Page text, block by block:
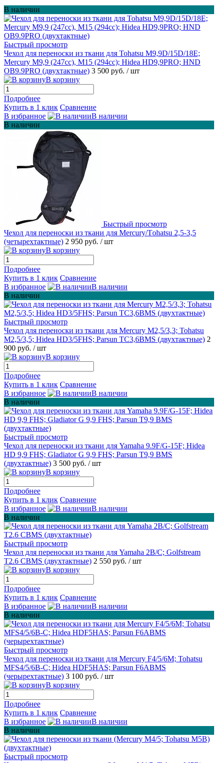
В наличии
Быстрый просмотр
Чехол для переноски из ткани для Tohatsu M9,9D/15D/18E;
Mercury M9,9 (247сс), М15 (294сс); Hidea HD9,9PRO; HND
OB9.9PRO (двухтактные) 3 500 руб. / шт
В корзину
Подробнее
Купить в 1 клик Сравнение
В избранное
В наличии
В наличии
Быстрый просмотр
Чехол для переноски из ткани для Mеrcury/Tоhatsu 2,5-3,5
(четырехтактные) 2 950 руб. / шт
В корзину
Подробнее
Купить в 1 клик Сравнение
В избранное
В наличии
В наличии
Быстрый просмотр
Чехол для переноски из ткани для Mercury M2,5/3,3; Tohatsu
M2,5/3,5; Hidea HD3/5FHS; Parsun TC3,6BMS (двухтактные) 2
900 руб. / шт
В корзину
Подробнее
Купить в 1 клик Сравнение
В избранное
В наличии
В наличии
Быстрый просмотр
Чехол для переноски из ткани для Yamaha 9.9F/G-15F; Hidea
HD 9,9 FHS; Gladiator G 9,9 FHS; Parsun T9,9 BMS
(двухтактные) 3 500 руб. / шт
В корзину
Подробнее
Купить в 1 клик Сравнение
В избранное
В наличии
В наличии
Быстрый просмотр
Чехол для переноски из ткани для Yamaha 2B/C; Golfstream
T2.6 CBMS (двухтактные) 2 550 руб. / шт
В корзину
Подробнее
Купить в 1 клик Сравнение
В избранное
В наличии
В наличии
Быстрый просмотр
Чехол для переноски из ткани для Mercury F4/5/6M; Tohatsu
MFS4/5/6B-C; Hidea HDF5HAS; Parsun F6ABMS
(черырехтактные) 3 100 руб. / шт
В корзину
Подробнее
Купить в 1 клик Сравнение
В избранное
В наличии
В наличии
Быстрый просмотр